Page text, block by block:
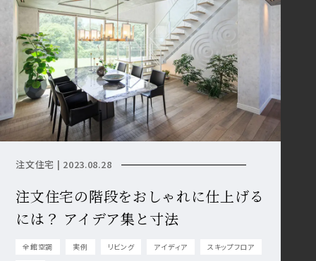
注文住宅 | 2023.08.28
注文住宅の階段をおしゃれに仕上げる
には？ アイデア集と寸法
全館空調 実例 リビング アイディア
スキップフロア